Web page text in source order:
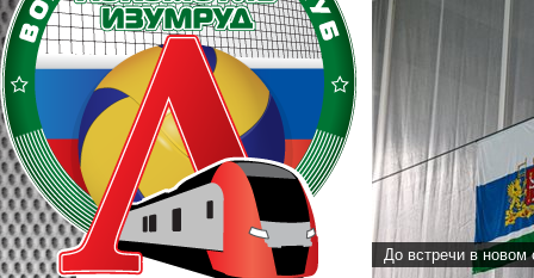
До встречи в новом